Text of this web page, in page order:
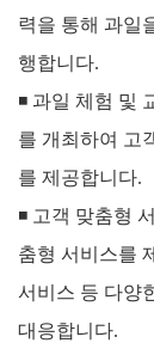
력을 통해 과일
행합니다.
◾ 과일 체험 및
를 개최하여 고
를 제공합니다.
◾ 고객 맞춤형
춤형 서비스를
서비스 등 다양
대응합니다.